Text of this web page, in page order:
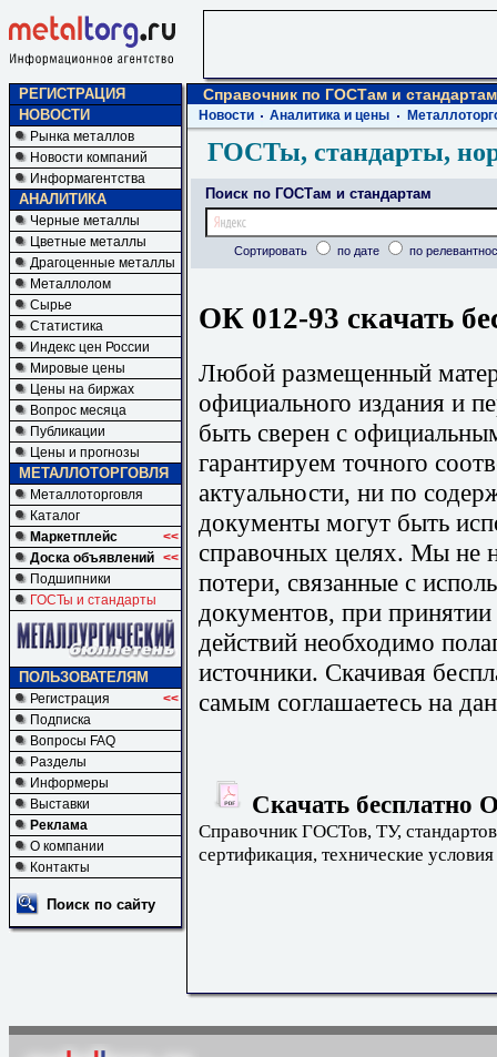
РЕГИСТРАЦИЯ
НОВОСТИ
Рынка металлов
Новости компаний
Информагентства
АНАЛИТИКА
Черные металлы
Цветные металлы
Драгоценные металлы
Металлолом
Сырье
Статистика
Индекс цен России
Мировые цены
Цены на биржах
Вопрос месяца
Публикации
Цены и прогнозы
МЕТАЛЛОТОРГОВЛЯ
Металлоторговля
Каталог
Маркетплейс
<<
Доска объявлений <<
Подшипники
ГОСТы и стандарты
ПОЛЬЗОВАТЕЛЯМ
Регистрация
<<
Подписка
Вопросы FAQ
Разделы
Информеры
Выставки
Реклама
О компании
Контакты
Поиск по сайту
Справочник по ГОСТам и стандартам
Новости Аналитика и цены
ГОСТы, стандарты,
Поиск по ГОСТам и стандартам
Сортировать по дате по
ОК 012-93 скачать
Любой размещенный
официального издания и
быть сверен с
гарантируем точного
актуальности, ни по
документы могут быть
справочных целях. Мы не
потери, связанные с
документов, при
действий необходимо
источники. Скачивая
самым соглашаетесь на
Скачать бесплатно
Справочник ГОСТов, ТУ,
сертификация, технические условия